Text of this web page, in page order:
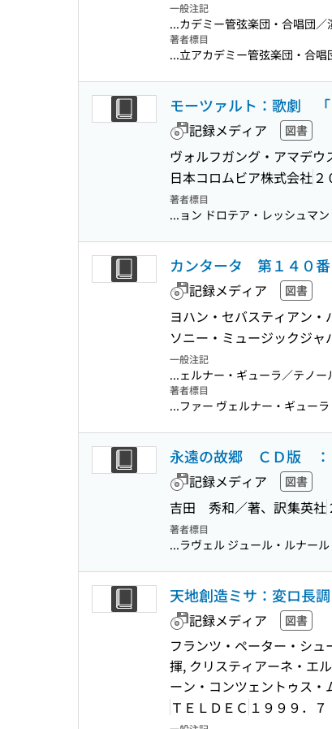
一般注記
...カデミー管弦楽団・合唱団／
著者標目
...立アカデミー管弦楽団・合唱
モーツァルト：歌劇
記録メディア 図書
ヴォルフガング・アマデ
日本コロムビア株式会社 ２
著者標目
...ョン ドロテア・レッシュマン
カンタータ 第１４０
記録メディア 図書
ヨハン・セバスティアン
ソニー・ミュージックジ
一般注記
...ェルナー・ギューラ／テノー
著者標目
...ファー ヴェルナー・ギューラ
永遠の故郷 ＣＤ版 ：
記録メディア 図書
吉田 秀和／著、訳集英社
著者標目
...ラヴェル ジュール・ルナール
天地創造ミサ：変ロ
記録メディア 図書
フランツ・ペーター・シ
揮, クリスティアーネ・エ
ーン・コンツェントゥス
ＴＥＬＤＥＣ １９９９．７